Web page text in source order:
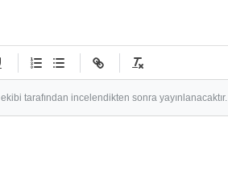
ekibi tarafından incelendikten sonra yayınlanacaktır.